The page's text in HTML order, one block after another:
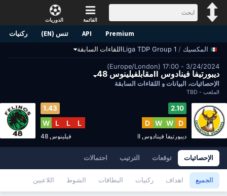
الدوريات القائمة
ركنيات تنس (EN) API Premium
المكسيك /
Liga TDP Group 1اللقاءات السابقة
3/24/2024 - 17:00 (Europe/London)
ديبورتيفا فينادوس IIمقابلفيلينوس 48
الإحصائيات، البيانات و اللقاءات السابقة
الملعب - TBD
2.10
D
W
W
D
ديبورتيفا فينادوس II
1.43
L
L
L
W
فيلينوس 48
الإحصائيات توقعات الترتيب احتمالات
الجميع اهداف ركنيات البطاقات الشوط اللاعبين